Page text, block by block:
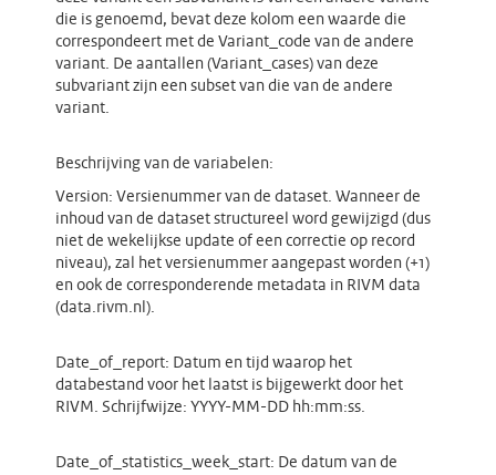
die is genoemd, bevat deze kolom een waarde die
correspondeert met de Variant_code van de andere
variant. De aantallen (Variant_cases) van deze
subvariant zijn een subset van die van de andere
variant.
Beschrijving van de variabelen:
Version: Versienummer van de dataset. Wanneer de
inhoud van de dataset structureel word gewijzigd (dus
niet de wekelijkse update of een correctie op record
niveau), zal het versienummer aangepast worden (+1)
en ook de corresponderende metadata in RIVM data
(data.rivm.nl).
Date_of_report: Datum en tijd waarop het
databestand voor het laatst is bijgewerkt door het
RIVM. Schrijfwijze: YYYY-MM-DD hh:mm:ss.
Date_of_statistics_week_start: De datum van de